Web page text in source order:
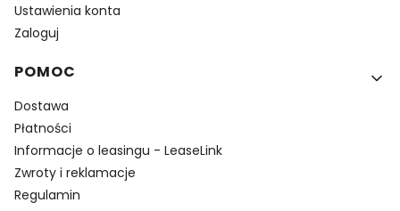
Ustawienia konta
Zaloguj
POMOC
Dostawa
Płatności
Informacje o leasingu - LeaseLink
Zwroty i reklamacje
Regulamin